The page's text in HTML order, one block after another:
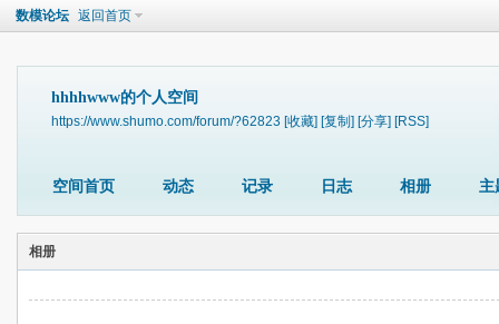
数模论坛 返回首页
hhhhwww的个人空间
https://www.shumo.com/forum/?62823 [收藏] [复制] [分享] [RSS]
空间首页 动态 记录 日志 相册 主
相册